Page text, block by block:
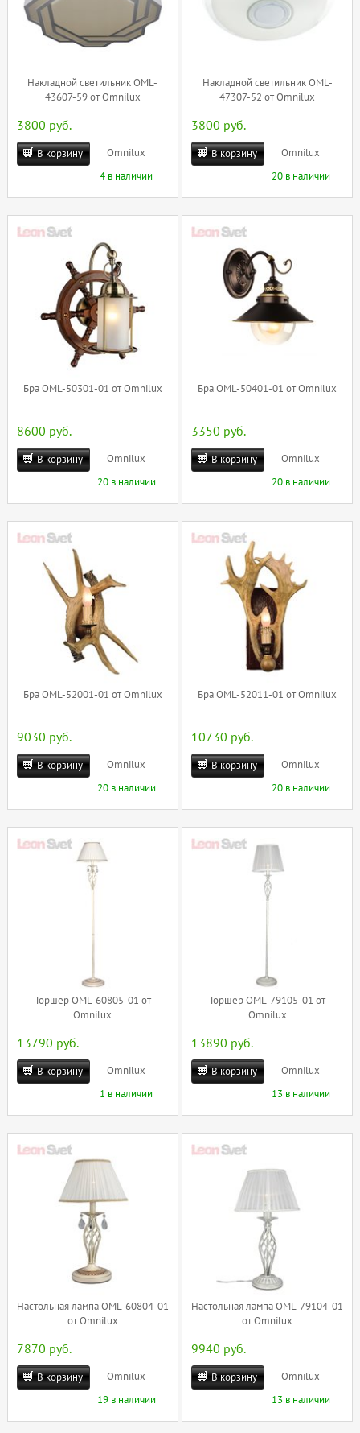
Накладной светильник OML-
43607-59 от Omnilux
3800 руб.
В корзину
Omnilux
4 в наличии
Накладной светильник OML-
47307-52 от Omnilux
3800 руб.
В корзину
Omnilux
20 в наличии
Бра OML-50301-01 от Omnilux
8600 руб.
В корзину
Omnilux
20 в наличии
Бра OML-50401-01 от Omnilux
3350 руб.
В корзину
Omnilux
20 в наличии
Бра OML-52001-01 от Omnilux
9030 руб.
В корзину
Omnilux
20 в наличии
Бра OML-52011-01 от Omnilux
10730 руб.
В корзину
Omnilux
20 в наличии
Торшер OML-60805-01 от
Omnilux
13790 руб.
В корзину
Omnilux
1 в наличии
Торшер OML-79105-01 от
Omnilux
13890 руб.
В корзину
Omnilux
13 в наличии
Настольная лампа OML-60804-01
от Omnilux
7870 руб.
В корзину
Omnilux
19 в наличии
Настольная лампа OML-79104-01
от Omnilux
9940 руб.
В корзину
Omnilux
13 в наличии